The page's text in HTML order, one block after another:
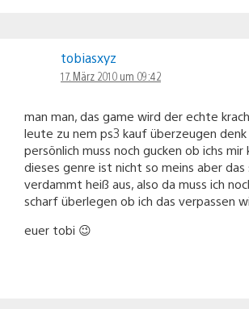
tobiasxyz
17. März 2010 um 09:42
man man, das game wird der echte
leute zu nem ps3 kauf überzeugen denk
persönlich muss noch gucken ob ichs mir
dieses genre ist nicht so meins aber das
verdammt heiß aus, also da muss ich
scharf überlegen ob ich das verpassen
euer tobi 😉